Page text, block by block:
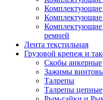
Комплектующие
Комплектующие
Комплектующие
ремней
Лента текстильная
Грузовой крепеж и
Скобы анкерные
Зажимы
Талрепы
Талрепы цепные